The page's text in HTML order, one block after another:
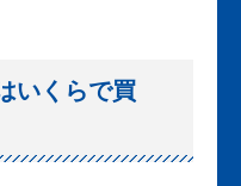
いくらで買